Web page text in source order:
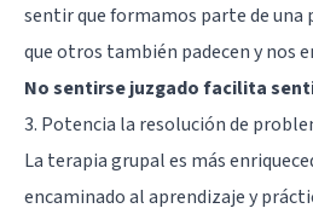
sentir que formamos parte de
que otros también padecen y nos
No sentirse juzgado facilita
3. Potencia la resolución de
La terapia grupal es más
encaminado al aprendizaje y